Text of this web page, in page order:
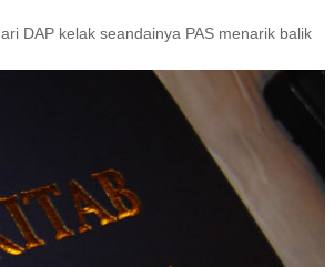
DAP kelak seandainya PAS menarik balik